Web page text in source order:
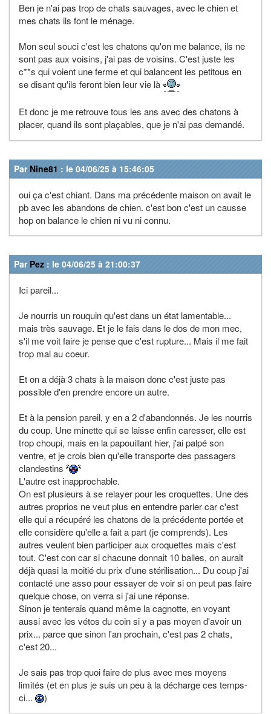
Ben je n'ai pas trop de chats sauvages, avec le chien et
mes chats ils font le ménage.
Mon seul souci c'est les chatons qu'on me balance, ils ne
sont pas aux voisins, j'ai pas de voisins. C'est juste les
c**s qui voient une ferme et qui balancent les petitous en
se disant qu'ils feront bien leur vie là
Et donc je me retrouve tous les ans avec des chatons à
placer, quand ils sont plaçables, que je n'ai pas demandé.
Par Nine81 : le 04/06/25 à 15:46:05
oui ça c'est chiant. Dans ma précédente maison on avait le
pb avec les abandons de chien. c'est bon c'est un causse
hop on balance le chien ni vu ni connu.
Par Pez : le 04/06/25 à 21:00:37
Ici pareil...
Je nourris un rouquin qu'est dans un état lamentable...
mais très sauvage. Et je le fais dans le dos de mon mec,
s'il me voit faire je pense que c'est rupture... Mais il me fait
trop mal au coeur.
Et on a déjà 3 chats à la maison donc c'est juste pas
possible d'en prendre encore un autre.
Et à la pension pareil, y en a 2 d'abandonnés. Je les nourris
du coup. Une minette qui se laisse enfin caresser, elle est
trop choupi, mais en la papouillant hier, j'ai palpé son
ventre, et je crois bien qu'elle transporte des passagers
clandestins
L'autre est inapprochable.
On est plusieurs à se relayer pour les croquettes. Une des
autres proprios ne veut plus en entendre parler car c'est
elle qui a récupéré les chatons de la précédente portée et
elle considère qu'elle a fait a part (je comprends). Les
autres veulent bien participer aux croquettes mais c'est
tout. C'est con car si chacune donnait 10 balles, on aurait
déjà quasi la moitié du prix d'une stérilisation... Du coup j'ai
contacté une asso pour essayer de voir si on peut pas faire
quelque chose, on verra si j'ai une réponse.
Sinon je tenterais quand même la cagnotte, en voyant
aussi avec les vétos du coin si y a pas moyen d'avoir un
prix... parce que sinon l'an prochain, c'est pas 2 chats,
c'est 20...
Je sais pas trop quoi faire de plus avec mes moyens
limités (et en plus je suis un peu à la décharge ces temps-
ci...
)